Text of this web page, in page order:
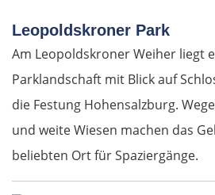
Leopoldskroner Park
Am Leopoldskroner Weiher liegt
Parklandschaft mit Blick auf
die Festung Hohensalzburg.
und weite Wiesen machen das
beliebten Ort für Spaziergänge.